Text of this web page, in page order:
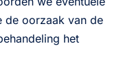
de oorzaak van de
het